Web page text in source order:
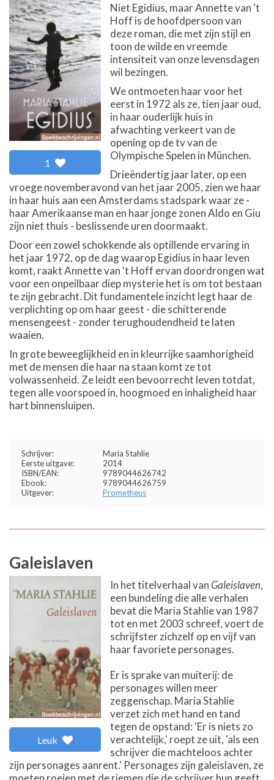
1
Niet Egidius, maar Annette van 't
Hoff is de hoofdpersoon van
deze roman, die met zijn stijl en
toon de wilde en vreemde
intensiteit van onze levensdagen
wil bezingen.
We ontmoeten haar voor het
eerst in 1972 als ze, tien jaar oud,
in haar ouderlijk huis in
afwachting verkeert van de
opening op de tv van de
Olympische Spelen in München.
Drieëndertig jaar later, op een
vroege novemberavond van het jaar 2005, zien we haar
in haar huis aan een Amsterdams stadspark waar ze -
haar Amerikaanse man en haar jonge zonen Aldo en Giu
zijn niet thuis - beslissende uren doormaakt.
Door een zowel schokkende als optillende ervaring in
het jaar 1972, op de dag waarop Egidius in haar leven
komt, raakt Annette van 't Hoff ervan doordrongen wat
voor een onpeilbaar diep mysterie het is om tot bestaan
te zijn gebracht. Dit fundamentele inzicht legt haar de
verplichting op om haar geest - die schitterende
mensengeest - zonder terughoudendheid te laten
waaien.
In grote beweeglijkheid en in kleurrijke saamhorigheid
met de mensen die haar na staan komt ze tot
volwassenheid. Ze leidt een bevoorrecht leven totdat,
tegen alle voorspoed in, hoogmoed en inhaligheid haar
hart binnensluipen.
Schrijver:
Maria Stahlie
Eerste uitgave:
2014
ISBN/EAN:
9789044626742
Ebook:
9789044626759
Uitgever:
Prometheus
Galeislaven
Leuk
In het titelverhaal vanGaleislaven,
een bundeling die alle verhalen
bevat die Maria Stahlie van 1987
tot en met 2003 schreef, voert de
schrijfster zichzelf op en vijf van
haar favoriete personages.
Er is sprake van muiterij: de
personages willen meer
zeggenschap. Maria Stahlie
verzet zich met hand en tand
tegen de opstand: 'Er is niets zo
verachtelijk,' roept ze uit, 'als een
schrijver die machteloos achter
zijn personages aanrent.' Personages zijn galeislaven, ze